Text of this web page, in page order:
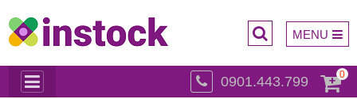
0901.443.799 0
MENU